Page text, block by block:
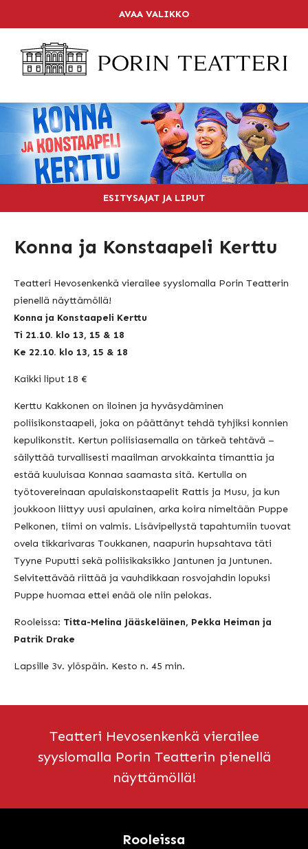
LIPPUKASSA
OHJELMISTO
KALENTERI
LIPUT
PAKETIT
YHTEYSTIEDOT
AVAA VALIKKO
ESITYSAJAT JA LIPUT
Konna ja Konstaapeli Kerttu
Teatteri Hevosenkenkä vierailee syyslomalla Porin Teatterin
pienellä näyttämöllä!
Konna ja Konstaapeli Kerttu
Ti 21.10. klo 13, 15 & 18
Ke 22.10. klo 13, 15 & 18
Kaikki liput 18 €
Kerttu Kakkonen on iloinen ja hyväsydäminen
poliisikonstaapeli, joka on päättänyt tehdä tyhjiksi konnien
kepulikonstit. Kertun poliisiasemalla on tärkeä tehtävä –
säilyttää turvallisesti maailman arvokkainta timanttia ja
estää kuuluisaa Konnaa saamasta sitä. Kertulla on
työtovereinaan apulaiskonstaapelit Rattis ja Musu, ja kun
joukkoon liittyy uusi apulainen, arka koira nimeltään Puppe
Pelkonen, tiimi on valmis. Lisävipellystä tapahtumiin tuovat
ovela tikkarivaras Toukkanen, naapurin hupsahtava täti
Tyyne Puputti sekä poliisikaksikko Jantunen ja Juntunen.
Selvitettävää riittää ja vauhdikkaan rosvojahdin lopuksi
Puppe huomaa ettei enää ole niin pelokas.
Rooleissa: Titta-Melina Jääskeläinen, Pekka Heiman ja
Patrik Drake
Lapsille 3v. ylöspäin. Kesto n. 45 min.
Teatteri Hevosenkenkä vierailee
syyslomalla Porin Teatterin pienellä
näyttämöllä!
Rooleissa